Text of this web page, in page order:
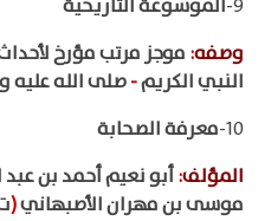
9- الموسوعة التاريخية
وصفه: موجز مرتب مؤرخ
النبي الكريم-صلى الله عليه
10- معرفة الصحابة
المؤلف:أبو نعيم أحمد بن
موسى بن مهران الأصبهاني(ت